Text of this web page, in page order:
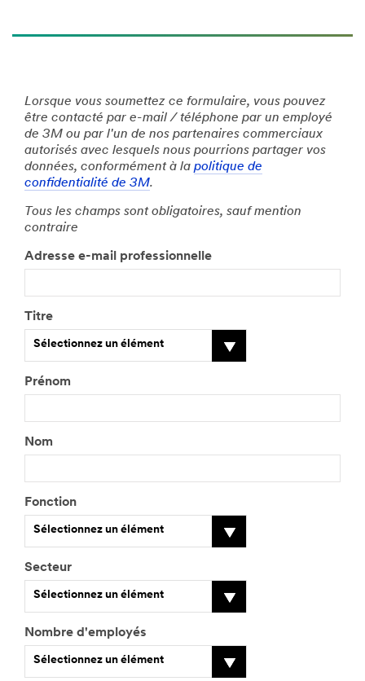
Lorsque vous soumettez ce formulaire, vous pouvez
être contacté par e-mail / téléphone par un employé
de 3M ou par l'un de nos partenaires commerciaux
autorisés avec lesquels nous pourrions partager vos
données, conformément à la politique de
confidentialité de 3M.
Tous les champs sont obligatoires, sauf mention
contraire
Adresse e-mail professionnelle
Titre
Sélectionnez un élément
Prénom
Nom
Fonction
Sélectionnez un élément
Secteur
Sélectionnez un élément
Nombre d'employés
Sélectionnez un élément